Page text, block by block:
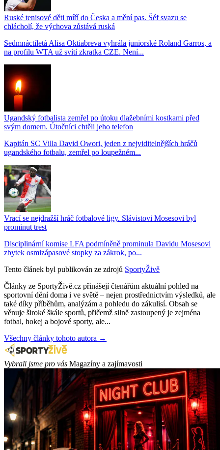
Ruské tenisové děti míří do Česka a mění pas. Šéf svazu se
chlácholí, že výchova zůstává ruská
Sedmnáctiletá Alisa Oktiabreva vyhrála juniorské Roland Garros, a
na profilu WTA už svítí zkratka CZE. Není...
Ugandský fotbalista zemřel po útoku dlažebními kostkami před
svým domem. Útočníci chtěli jeho telefon
Kapitán SC Villa David Owori, jeden z nejviditelnějších hráčů
ugandského fotbalu, zemřel po loupežném...
Vrací se nejdražší hráč fotbalové ligy. Slávistovi Mosesovi byl
prominut trest
Disciplinární komise LFA podmíněně prominula Davidu Mosesovi
zbytek osmizápasové stopky za zákrok, po...
Tento článek byl publikován ze zdrojů SportyŽivě
Články ze SportyŽivě.cz přinášejí čtenářům aktuální pohled na
sportovní dění doma i ve světě – nejen prostřednictvím výsledků, ale
také díky příběhům, analýzám a pohledu do zákulisí. Obsah se
věnuje široké škále sportů, přičemž silně zastoupený je zejména
fotbal, hokej a bojové sporty, ale...
Všechny články tohoto autora →
Vybrali jsme pro vás Magazíny a zajímavosti